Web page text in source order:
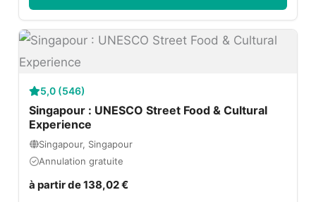
5,0 (546)
Singapour : UNESCO Street Food & Cultural
Experience
Singapour, Singapour
Annulation gratuite
à partir de 138,02 €